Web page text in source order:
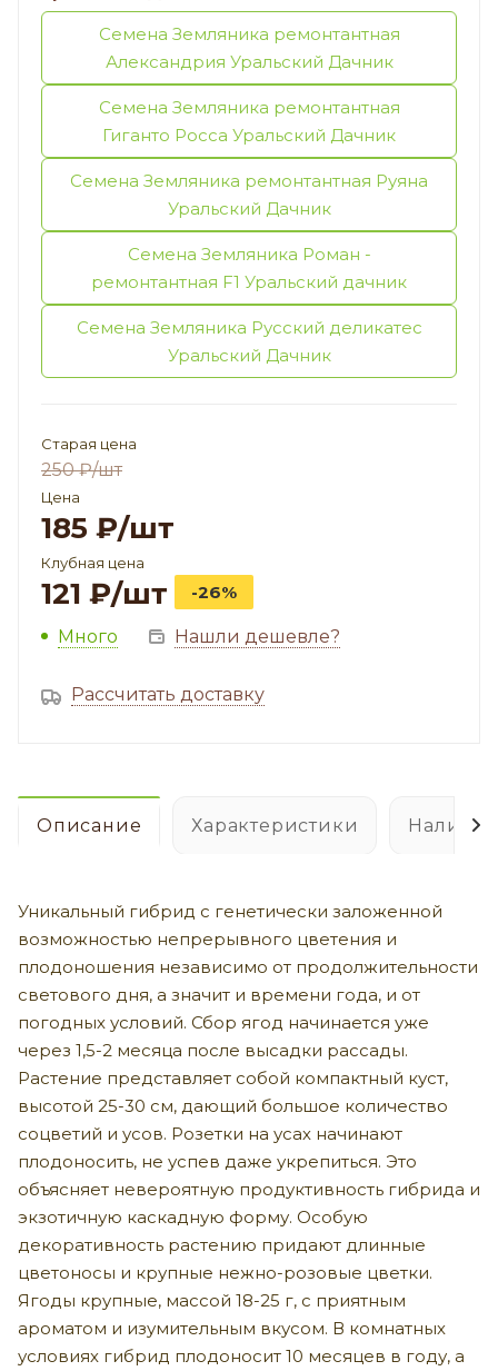
Семена Земляника ремонтантная
Александрия Уральский Дачник
Семена Земляника ремонтантная
Гиганто Росса Уральский Дачник
Семена Земляника ремонтантная Руяна
Уральский Дачник
Семена Земляника Роман -
ремонтантная F1 Уральский дачник
Семена Земляника Русский деликатес
Уральский Дачник
Старая цена
250₽/шт
Цена
185 ₽/шт
Клубная цена
121 ₽/шт -26%
Много Нашли дешевле?
Рассчитать доставку
Описание Характеристики
Уникальный гибрид с генетически заложенной
возможностью непрерывного цветения и
плодоношения независимо от продолжительности
светового дня, а значит и времени года, и от
погодных условий. Сбор ягод начинается уже
через 1,5-2 месяца после высадки рассады.
Растение представляет собой компактный куст,
высотой 25-30 см, дающий большое количество
соцветий и усов. Розетки на усах начинают
плодоносить, не успев даже укрепиться. Это
объясняет невероятную продуктивность гибрида и
экзотичную каскадную форму. Особую
декоративность растению придают длинные
цветоносы и крупные нежно-розовые цветки.
Ягоды крупные, массой 18-25 г, с приятным
ароматом и изумительным вкусом. В комнатных
условиях гибрид плодоносит 10 месяцев в году, а